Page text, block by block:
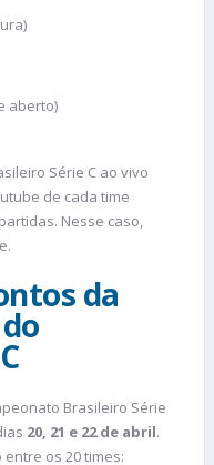
aberto)
Série C ao vivo
de cada time
Nesse caso,
da
Brasileiro Série
20, 21 e 22 de abril.
os 20 times: